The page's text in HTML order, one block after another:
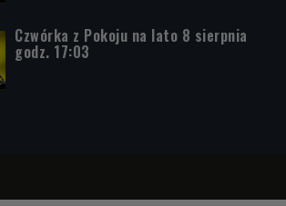
Czwórka z Pokoju na lato 8 sierpnia
godz. 17:03